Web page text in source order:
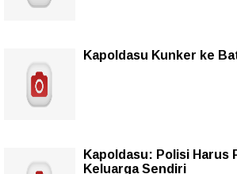
Kapoldasu Kunker ke
Kapoldasu: Polisi Harus
Keluarga Sendiri